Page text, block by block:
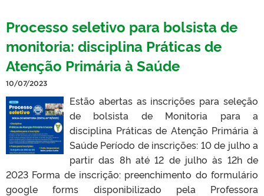
Processo seletivo para bolsista de
monitoria: disciplina Práticas de
Atenção Primária à Saúde
10/07/2023
Estão abertas as inscrições para seleção
de bolsista de Monitoria para a
disciplina Práticas de Atenção Primária à
Saúde Período de inscrições: 10 de julho a
partir das 8h até 12 de julho às 12h de
2023 Forma de inscrição: preenchimento do formulário
google forms disponibilizado pela Professora